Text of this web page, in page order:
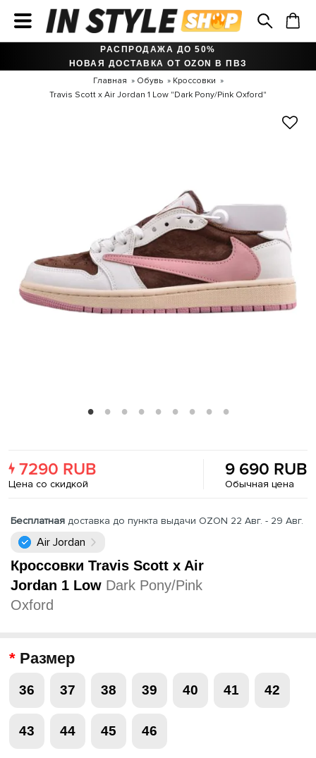
РАСПРОДАЖА ДО 50%
НОВАЯ ДОСТАВКА ОТ OZON В ПВЗ
Главная Обувь
Кроссовки
Travis Scott x Air Jordan 1 Low "Dark Pony/Pink Oxford"
7290 RUB
Цена со скидкой
9 690 RUB
Обычная цена
Бесплатная доставка до пункта выдачи OZON 22 Авг. - 29 Авг.
Air Jordan
Кроссовки Travis Scott x Air
Jordan 1 Low Dark Pony/Pink
Oxford
Размер
36 37 38 39 40 41 42
43 44 45 46